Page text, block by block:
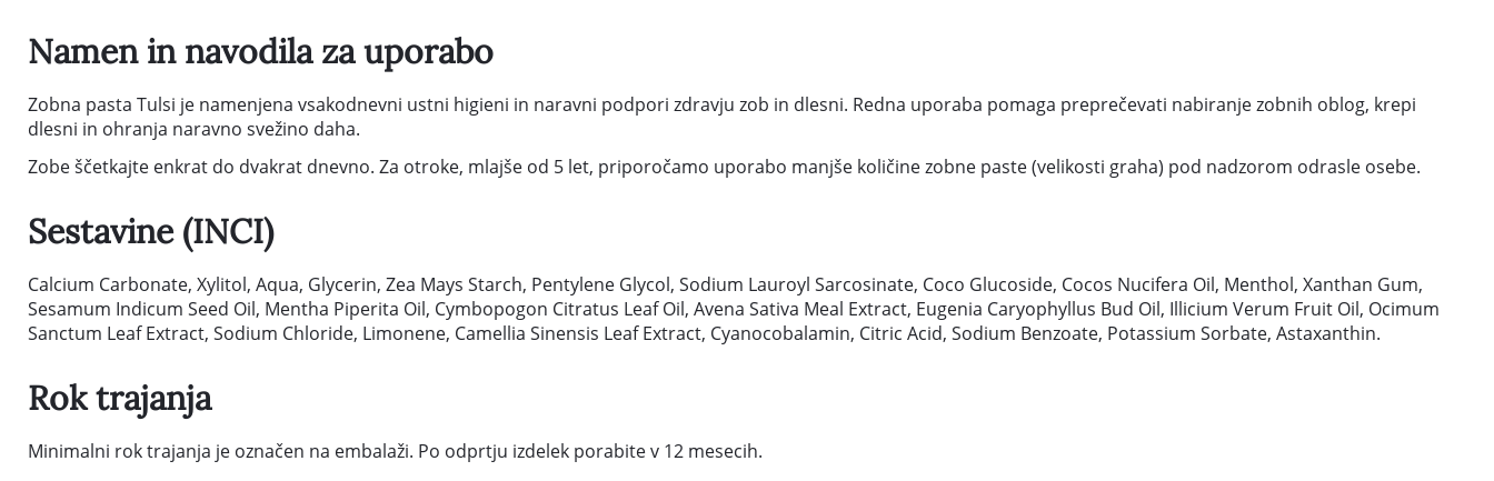
Namen in navodila za uporabo
Zobna pasta Tulsi je namenjena vsakodnevni ustni higieni in naravni podpori zdravju zob in dlesni. Redna uporaba pomaga preprečevati nabiranje zobnih oblog, krepi
dlesni in ohranja naravno svežino daha.
Zobe ščetkajte enkrat do dvakrat dnevno. Za otroke, mlajše od 5 let, priporočamo uporabo manjše količine zobne paste (velikosti graha) pod nadzorom odrasle osebe.
Sestavine (INCI)
Calcium Carbonate, Xylitol, Aqua, Glycerin, Zea Mays Starch, Pentylene Glycol, Sodium Lauroyl Sarcosinate, Coco Glucoside, Cocos Nucifera Oil, Menthol, Xanthan Gum,
Sesamum Indicum Seed Oil, Mentha Piperita Oil, Cymbopogon Citratus Leaf Oil, Avena Sativa Meal Extract, Eugenia Caryophyllus Bud Oil, Illicium Verum Fruit Oil, Ocimum
Sanctum Leaf Extract, Sodium Chloride, Limonene, Camellia Sinensis Leaf Extract, Cyanocobalamin, Citric Acid, Sodium Benzoate, Potassium Sorbate, Astaxanthin.
Rok trajanja
Minimalni rok trajanja je označen na embalaži. Po odprtju izdelek porabite v 12 mesecih.